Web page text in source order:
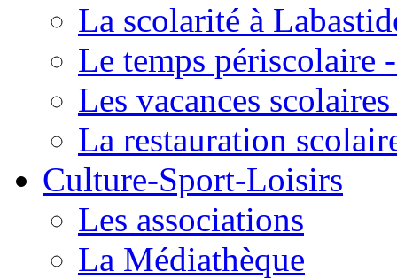
La scolarité à
Le temps périscolaire
Les vacances
La restauration
Culture-Sport-Loisirs
Les associations
La Médiathèque